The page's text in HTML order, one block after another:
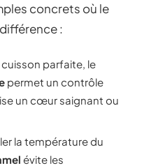
concrets où le
:
cuisson parfaite, le
permet un contrôle
un cœur saignant ou
la température du
évite les